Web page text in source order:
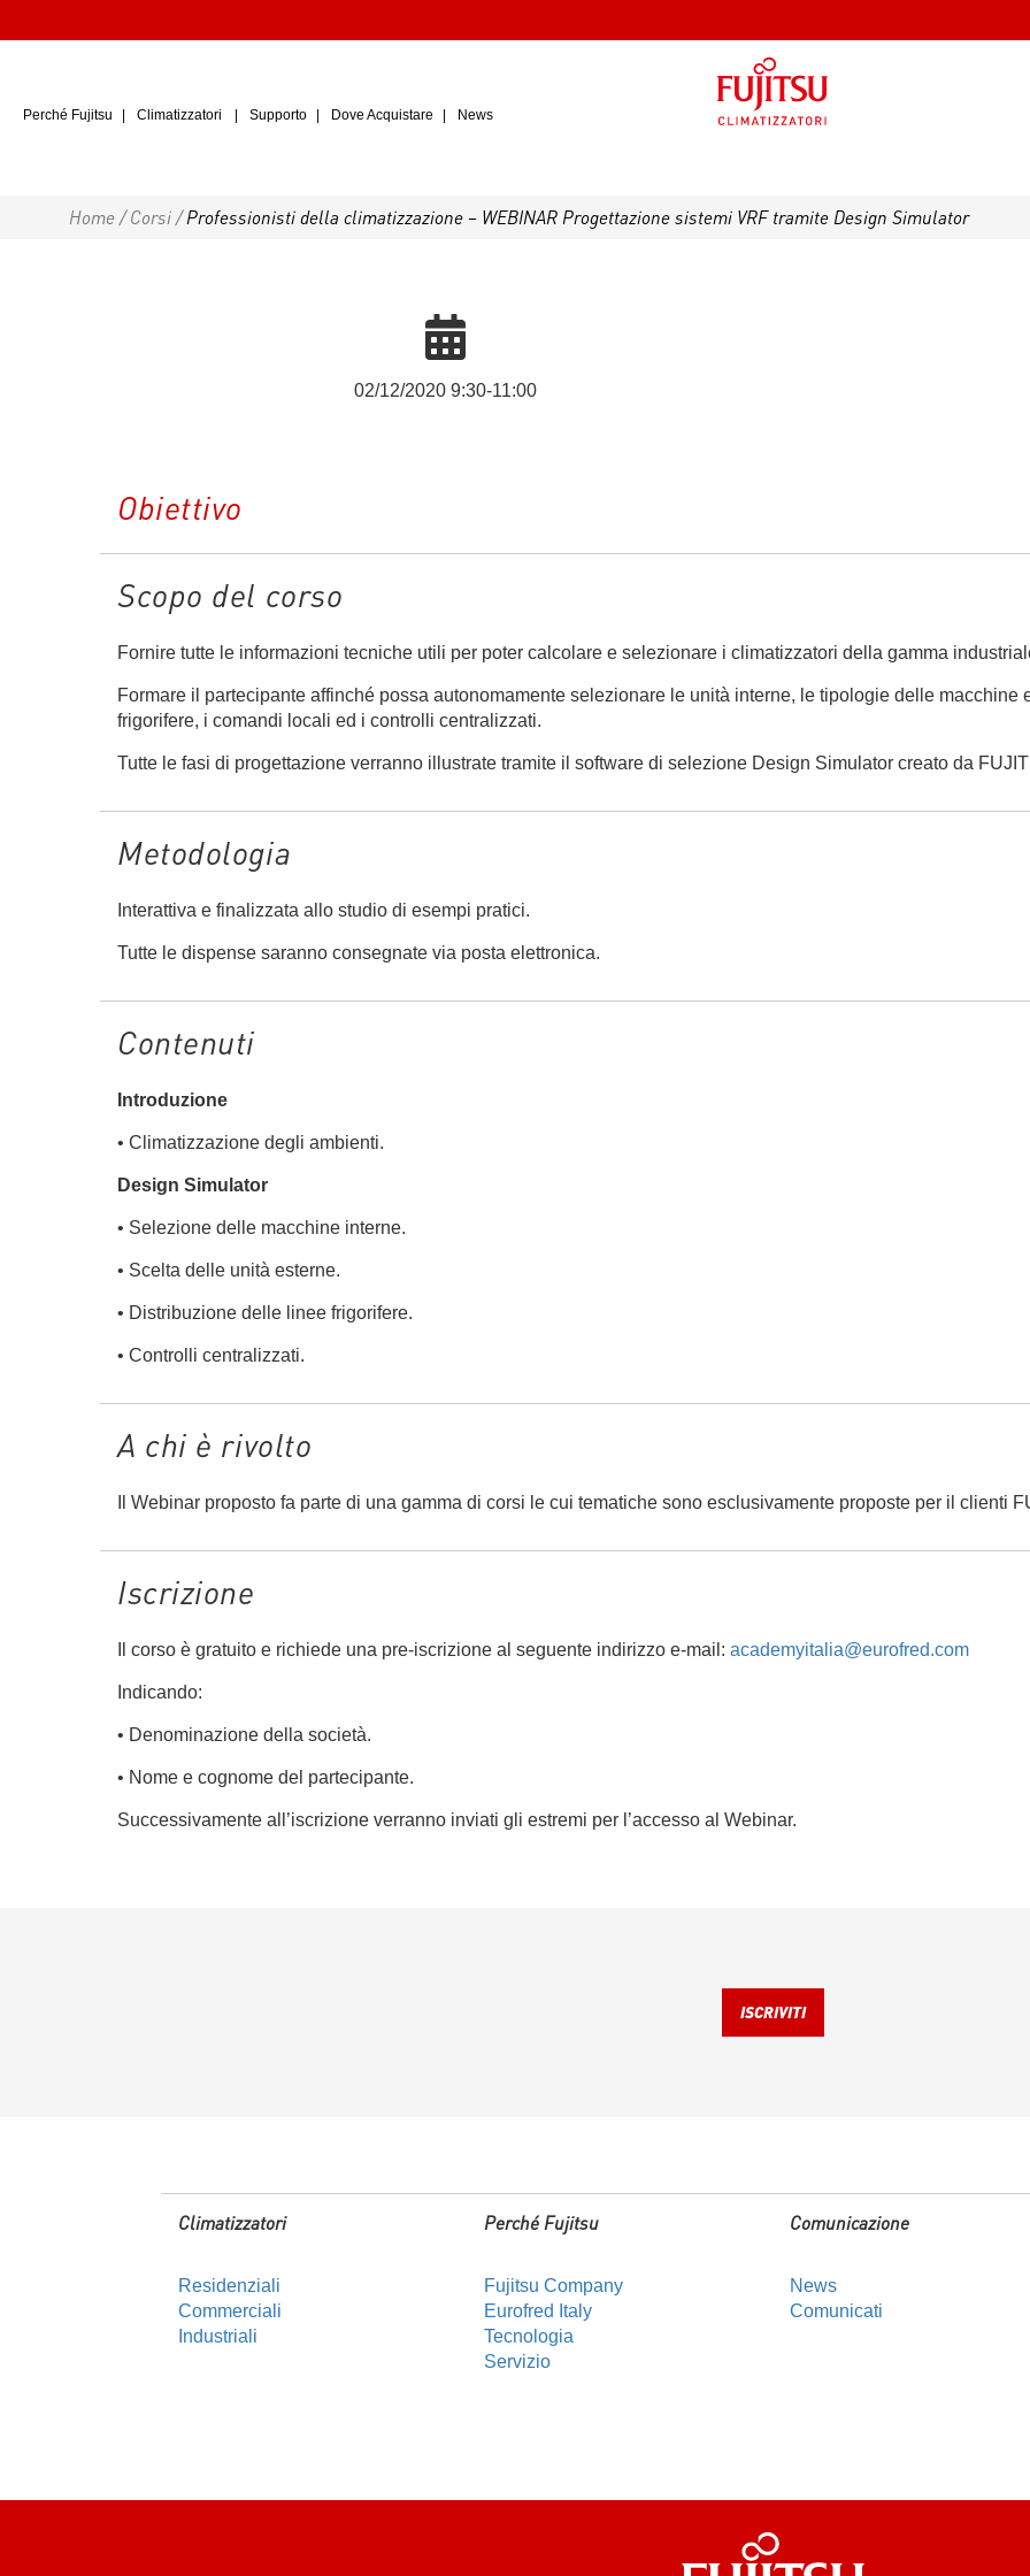
Perché Fujitsu Climatizzatori Supporto Dove Acquistare News
Home /Corsi /Professionisti della climatizzazione – WEBINAR Progettazione sistemi VRF tramite Design Simulator
02/12/2020 9:30-11:00
Obiettivo
Scopo del corso
Fornire tutte le informazioni tecniche utili per poter calcolare e selezionare i climatizzatori della gamma
Formare il partecipante affinché possa autonomamente selezionare le unità interne, le tipologie delle
frigorifere, i comandi locali ed i controlli centralizzati.
Tutte le fasi di progettazione verranno illustrate tramite il software di selezione Design Simulator creato da
Metodologia
Interattiva e finalizzata allo studio di esempi pratici.
Tutte le dispense saranno consegnate via posta elettronica.
Contenuti
Introduzione
• Climatizzazione degli ambienti.
Design Simulator
• Selezione delle macchine interne.
• Scelta delle unità esterne.
• Distribuzione delle linee frigorifere.
• Controlli centralizzati.
A chi è rivolto
Il Webinar proposto fa parte di una gamma di corsi le cui tematiche sono esclusivamente proposte per il clienti
Iscrizione
Il corso è gratuito e richiede una pre-iscrizione al seguente indirizzo e-mail: academyitalia@eurofred.com
Indicando:
• Denominazione della società.
• Nome e cognome del partecipante.
Successivamente all’iscrizione verranno inviati gli estremi per l’accesso al Webinar.
ISCRIVITI
Climatizzatori
Residenziali
Commerciali
Industriali
Perché Fujitsu
Fujitsu Company
Eurofred Italy
Tecnologia
Servizio
Comunicazione
News
Comunicati